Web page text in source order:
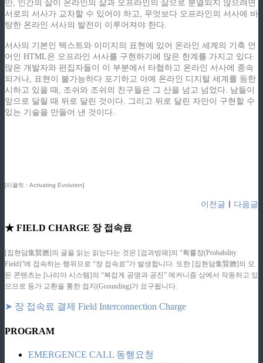
만, 인간의 삶이 온라인의 삶과 오프라인의 삶으로 분열되지 않으려면
서로의 서사가 교차할 수 있어야 하고, 무엇보다 오프라인의 서사에 바
탕한 온라인 서사의 발전이 이루어져야 한다.
서사의 기본인 텍스트와 이미지의 표현에 있어 온라인 세계의 기축 언
어인 HTML은 오프라인 서사를 구현하기에 많은 한계를 가지고 있다.
많은 개발자와 편집자들이 이 부분에서 타협하고 온라인 서사에 종속
되거나, 표현이 불가능하다 포기하고 아예 온라인 디지털 세계를 등한
시하고 있을 때, 조쉬와 조쉬의 친구들은 그 산을 넘고 넘었다. 남들이
앞으로 달릴 때 뒤로 달린 것이다. 그리고 뒤로 달린 자만이 구현할 수
있는 기술을 만들어 낸 것이다.
[리플릿 : Activating Evolution]
이전글 다음글
★ FIELD CHARGE 장 접속료
[집현담集賢膽]의 글을 읽는 읽는다는 것은 [검과방패]의 “확률장(Probability
Field)”에 접속하는 행위므로 “장 접속료”가 발생합니다. 또한 [집현담集賢膽]의 모
든 콘텐츠는 [나리아 시스템]의 “복잡계 공명과 공진” 메커니즘 상에서 작동하고 있
으므로 등가 교환을 통한 접지(Grounding)가 요구됩니다.
➤ 장 접속료 결제 Field Interconnection Charge
PROGRAM
EMERGENCE CALL 동행요청